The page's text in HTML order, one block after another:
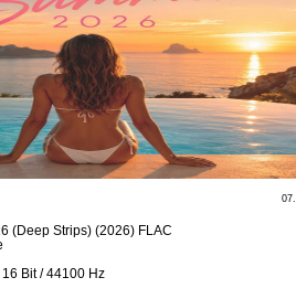
(Deep Strips) (2026) FLAC
Bit / 44100 Hz